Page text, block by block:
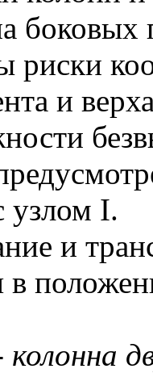
боковых
риски
и
узлом I.
и
в
колонна